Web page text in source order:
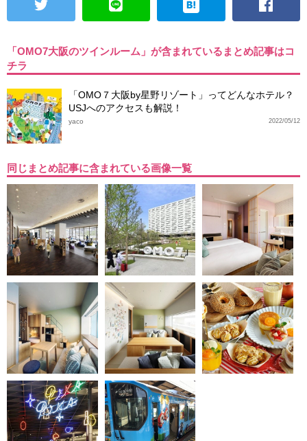
「OMO7大阪のツインルーム」が含まれているまとめ記事はコ
チラ
「OMO７大阪by星野リゾート」ってどんなホテル？
USJへのアクセスも解説！
2022/05/12
yaco
同じまとめ記事に含まれている画像一覧